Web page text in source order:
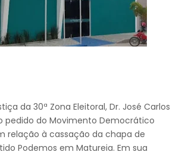
da 30ª Zona Eleitoral, Dr. José Carlos
pedido do Movimento Democrático
relação à cassação da chapa de
Podemos em Matureia. Em sua